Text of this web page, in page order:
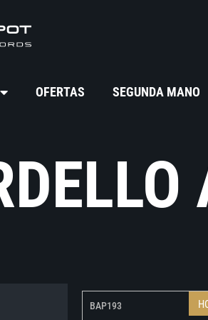
OFERTAS SEGUNDA MANO
BAP193